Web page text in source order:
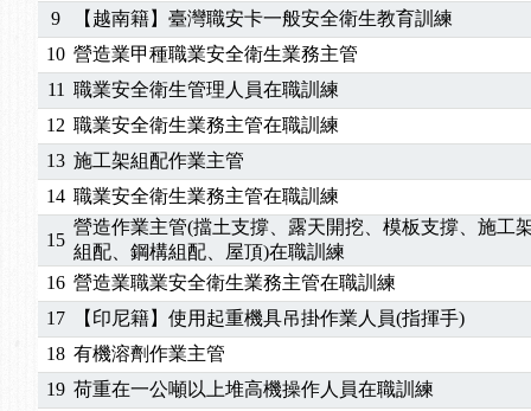
2026/07/15 【免費研習】115年製造業危害預防職場安衛法令
2026/07/08【中心公告】因應颱風來襲，若遇停班停課消息 補
2026/05/06【產業人才投資】06/03-06/08堆高機課程，政府出
2026/04/24 【製程安全評估人員】開課囉
2025/11/11【中心公告】颱風假11/12停班停課
2025/11/10【中心公告】因應颱風來襲，若遇停班停課消息 補
2025/10/30【進修課程】2026年，課程意見蒐集~
2025/08/20【進修課程】SDS格式百百種？專業講師帶您判斷
2025/08/12【中心公告】因應颱風來襲，若遇停班停課消息 補
2025/07/06【中心公告】颱風假114/07/07停班停課
2025/06/06【進修課程】～～前導課程看這邊推出囉～～
2025/05/29【進修課程】前導課程推出公告！
2025/04/28 【進修課程】要怎麼進修自我？課程百百種選擇好
2025/01/21「高壓氣體製造安全主任」、「隧道等襯砌作業主
9
【越南籍】臺灣職安卡一般安全衛生教育訓練
10 營造業甲種職業安全衛生業務主管
11 職業安全衛生管理人員在職訓練
12 職業安全衛生業務主管在職訓練
13 施工架組配作業主管
14 職業安全衛生業務主管在職訓練
15
營造作業主管(擋土支撐、露天開挖、模板支撐、施工
組配、鋼構組配、屋頂)在職訓練
16 營造業職業安全衛生業務主管在職訓練
17
【印尼籍】使用起重機具吊掛作業人員(指揮手)
18 有機溶劑作業主管
19 荷重在一公噸以上堆高機操作人員在職訓練